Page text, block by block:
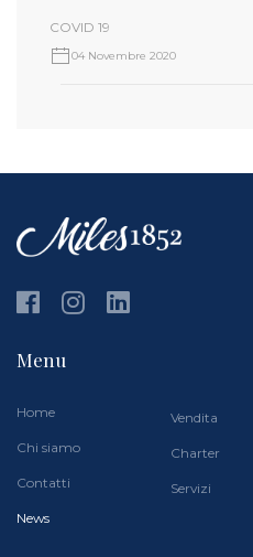
COVID 19
04 Novembre 2020
Menu
Home
Chi siamo
Contatti
News
Vendita
Charter
Servizi